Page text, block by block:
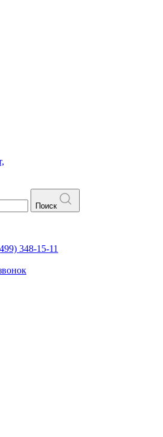
Поиск
348-15-11